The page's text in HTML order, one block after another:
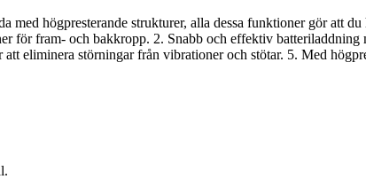
med högpresterande strukturer, alla dessa funktioner gör att
för fram- och bakkropp. 2. Snabb och effektiv
eliminera störningar från vibrationer och stötar. 5. Med